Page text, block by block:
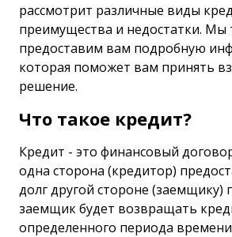
рассмотрит различные виды
преимущества и недостатки. Мы
предоставим вам подробную
которая поможет вам принять
решение.
Что такое кредит?
Кредит - это финансовый
одна сторона (кредитор)
долг другой стороне (заемщику)
заемщик будет возвращать
определенного периода